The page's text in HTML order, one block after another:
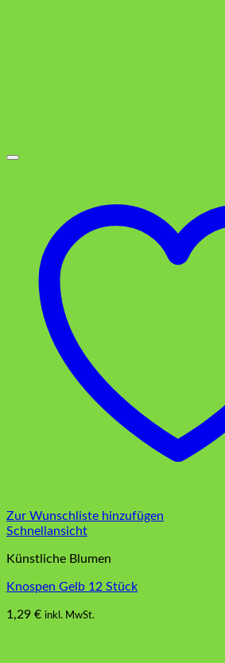
Zur Wunschliste hinzufügen
Schnellansicht
Künstliche Blumen
Knospen Gelb 12 Stück
1,29 € inkl. MwSt.